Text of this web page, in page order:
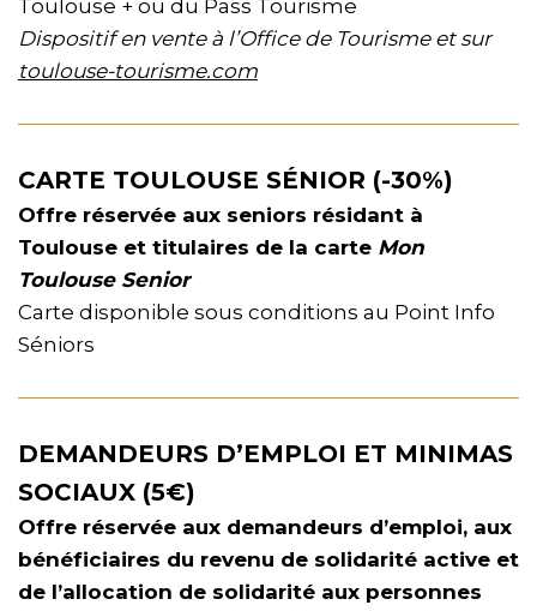
Toulouse + ou du Pass Tourisme
Dispositif en vente à l’Office de Tourisme et sur
toulouse-tourisme.com
CARTE TOULOUSE SÉNIOR (-30%)
Offre réservée aux seniors résidant à
Toulouse et titulaires de la carte Mon
Toulouse Senior
Carte disponible sous conditions au Point Info
Séniors
DEMANDEURS D’EMPLOI ET MINIMAS
SOCIAUX (5€)
Offre réservée aux demandeurs d’emploi, aux
bénéficiaires du revenu de solidarité active et
de l’allocation de solidarité aux personnes